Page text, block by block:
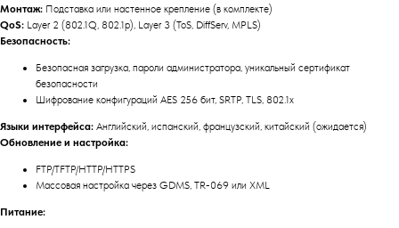
Монтаж: Подставка или настенное крепление (в комплекте)
QoS: Layer 2 (802.1Q, 802.1p), Layer 3 (ToS, DiffServ, MPLS)
Безопасность:
Безопасная загрузка, пароли администратора, уникальный сертификат
безопасности
Шифрование конфигураций AES 256 бит, SRTP, TLS, 802.1x
Языки интерфейса: Английский, испанский, французский, китайский (ожидается)
Обновление и настройка:
FTP/TFTP/HTTP/HTTPS
Массовая настройка через GDMS, TR-069 или XML
Питание: